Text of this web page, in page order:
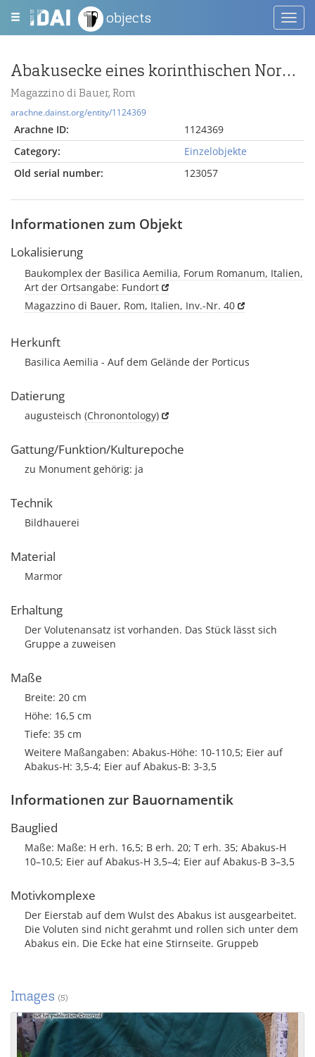
objects
Abakusecke eines korinthischen Normalkapitells
Magazzino di Bauer, Rom
arachne.dainst.org/entity/1124369
Arachne ID:
1124369
Category:
Einzelobjekte
Old serial number:
123057
Informationen zum Objekt
Lokalisierung
Baukomplex der Basilica Aemilia, Forum Romanum, Italien,
Art der Ortsangabe: Fundort
Magazzino di Bauer, Rom, Italien, Inv.-Nr. 40
Herkunft
Basilica Aemilia - Auf dem Gelände der Porticus
Datierung
augusteisch (Chronontology)
Gattung/Funktion/Kulturepoche
zu Monument gehörig: ja
Technik
Bildhauerei
Material
Marmor
Erhaltung
Der Volutenansatz ist vorhanden. Das Stück lässt sich
Gruppe a zuweisen
Maße
Breite: 20 cm
Höhe: 16,5 cm
Tiefe: 35 cm
Weitere Maßangaben: Abakus-Höhe: 10-110,5; Eier auf
Abakus-H: 3,5-4; Eier auf Abakus-B: 3-3,5
Informationen zur Bauornamentik
Bauglied
Maße: Maße: H erh. 16,5; B erh. 20; T erh. 35; Abakus-H
10–10,5; Eier auf Abakus-H 3,5–4; Eier auf Abakus-B 3–3,5
Motivkomplexe
Der Eierstab auf dem Wulst des Abakus ist ausgearbeitet.
Die Voluten sind nicht gerahmt und rollen sich unter dem
Abakus ein. Die Ecke hat eine Stirnseite. Gruppeb
Images (5)